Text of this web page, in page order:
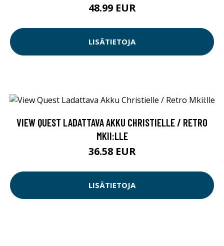
48.99 EUR
LISÄTIETOJA
VIEW QUEST LADATTAVA AKKU CHRISTIELLE / RETRO
MKII:LLE
36.58 EUR
LISÄTIETOJA